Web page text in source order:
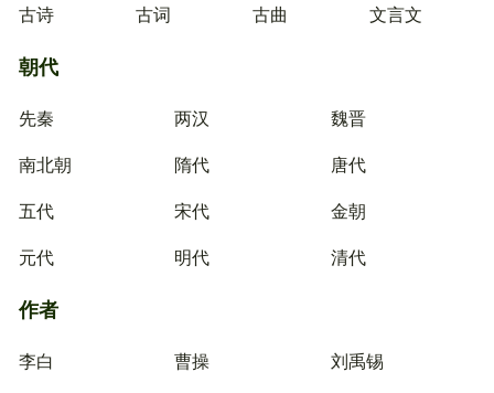
古诗 古词 古曲 文言文
朝代
先秦 两汉
魏晋
南北朝
隋代
唐代
五代
宋代
金朝
元代
明代 清代
作者
李白 曹操
刘禹锡